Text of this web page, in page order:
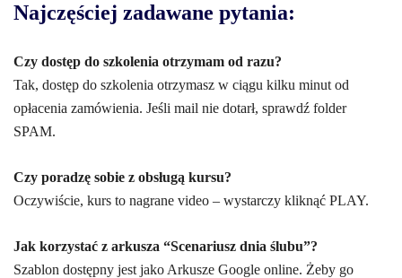
Najczęściej zadawane pytania:
Czy dostęp do szkolenia otrzymam od razu?
Tak, dostęp do szkolenia otrzymasz w ciągu kilku minut od
opłacenia zamówienia. Jeśli mail nie dotarł, sprawdź folder
SPAM.
Czy poradzę sobie z obsługą kursu?
Oczywiście, kurs to nagrane video – wystarczy kliknąć PLAY.
Jak korzystać z arkusza “Scenariusz dnia ślubu”?
Szablon dostępny jest jako Arkusze Google online. Żeby go